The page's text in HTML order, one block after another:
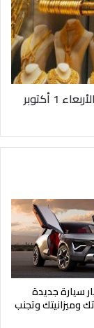
ارتفاع أسعار الذهب في مصر بنحو 15 جنيهاً الأربعاء 1 أكتوبر
سيارة جديدة
وميزانيتك وتجنب